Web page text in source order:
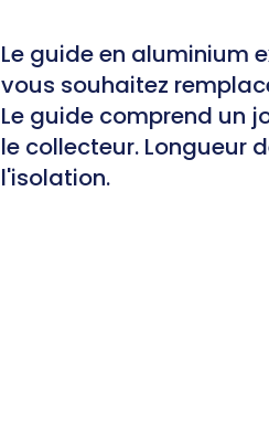
Le guide en aluminium
vous souhaitez
Le guide comprend un
le collecteur. Longueur
l'isolation.